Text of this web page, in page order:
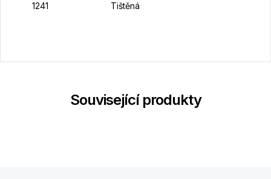
1241 Tištěná
Související produkty